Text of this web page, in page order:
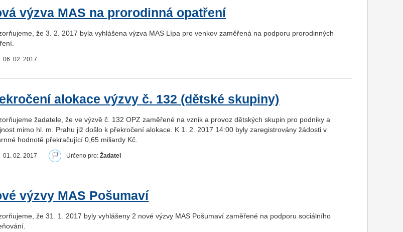
výzva MAS na prorodinná opatření
že 3. 2. 2017 byla vyhlášena výzva MAS Lípa pro venkov zaměřená na podporu prorodinných
06. 02. 2017
alokace výzvy č. 132 (dětské skupiny)
žadatele, že ve výzvě č. 132 OPZ zaměřené na vznik a provoz dětských skupin pro podniky a
mimo hl. m. Prahu již došlo k překročení alokace. K 1. 2. 2017 14:00 byly zaregistrovány žádosti v
hodnotě překračující 0,65 miliardy Kč.
01. 02. 2017 Určeno pro:Žadatel
výzvy MAS Pošumaví
že 31. 1. 2017 byly vyhlášeny 2 nové výzvy MAS Pošumaví zaměřené na podporu sociálního